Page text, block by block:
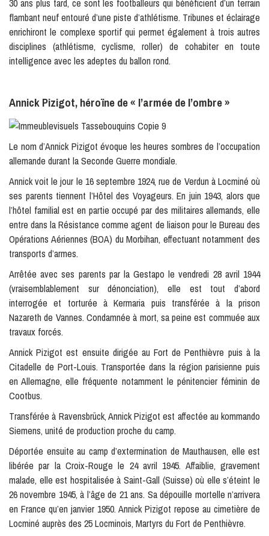
30 ans plus tard, ce sont les footballeurs qui bénéficient d’un terrain
flambant neuf entouré d’une piste d’athlétisme. Tribunes et éclairage
enrichiront le complexe sportif qui permet également à trois autres
disciplines (athlétisme, cyclisme, roller) de cohabiter en toute
intelligence avec les adeptes du ballon rond.
Annick Pizigot, héroïne de « l’armée de l’ombre »
Le nom d’Annick Pizigot évoque les heures sombres de l’occupation
allemande durant la Seconde Guerre mondiale.
Annick voit le jour le 16 septembre 1924, rue de Verdun à Locminé où
ses parents tiennent l’Hôtel des Voyageurs. En juin 1943, alors que
l’hôtel familial est en partie occupé par des militaires allemands, elle
entre dans la Résistance comme agent de liaison pour le Bureau des
Opérations Aériennes (BOA) du Morbihan, effectuant notamment des
transports d’armes.
Arrêtée avec ses parents par la Gestapo le vendredi 28 avril 1944
(vraisemblablement sur dénonciation), elle est tout d’abord
interrogée et torturée à Kermaria puis transférée à la prison
Nazareth de Vannes. Condamnée à mort, sa peine est commuée aux
travaux forcés.
Annick Pizigot est ensuite dirigée au Fort de Penthièvre puis à la
Citadelle de Port-Louis. Transportée dans la région parisienne puis
en Allemagne, elle fréquente notamment le pénitencier féminin de
Cootbus.
Transférée à Ravensbrück, Annick Pizigot est affectée au kommando
Siemens, unité de production proche du camp.
Déportée ensuite au camp d’extermination de Mauthausen, elle est
libérée par la Croix-Rouge le 24 avril 1945. Affaiblie, gravement
malade, elle est hospitalisée à Saint-Gall (Suisse) où elle s’éteint le
26 novembre 1945, à l’âge de 21 ans. Sa dépouille mortelle n’arrivera
en France qu’en janvier 1950. Annick Pizigot repose au cimetière de
Locminé auprès des 25 Locminois, Martyrs du Fort de Penthièvre.